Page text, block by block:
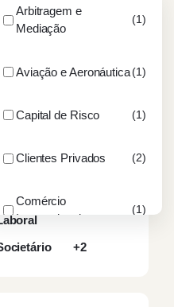
Arbitragem e
Mediação
(1)
Aviação e Aeronáutica(1)
Capital de Risco (1)
Clientes Privados (2)
Comércio
Internacional
(1)
SANTOS
& ASSOCIADOS,
DE
S. P., R. L.
+2